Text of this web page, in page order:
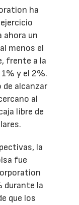
ha
ahora un
menos el
frente a la
y el 2%.
alcanzar
al
libre de
la
fue
durante la
que los